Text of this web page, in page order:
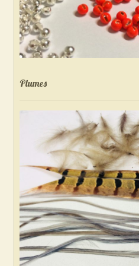
Plumes